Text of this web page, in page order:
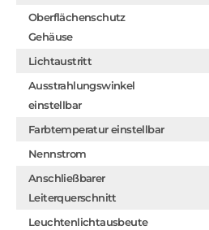
Oberflächenschutz
Gehäuse
Lichtaustritt
Ausstrahlungswinkel
einstellbar
Farbtemperatur einstellbar
Nennstrom
Anschließbarer
Leiterquerschnitt
Leuchtenlichtausbeute